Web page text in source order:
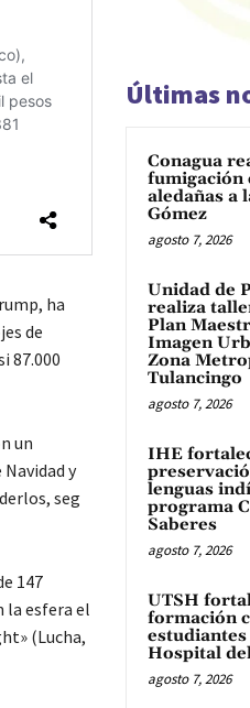
ha
de
87.000
un
y
seg
147
la esfera el
(Lucha,
Últimas
Conagua
fumigación
aledañas a
Gómez
agosto 7, 2026
Unidad de
realiza
Plan
Imagen
Zona
Tulancingo
agosto 7, 2026
IHE
lenguas
programa
Saberes
agosto 7, 2026
UTSH
formación
estudiantes
Hospital
agosto 7, 2026